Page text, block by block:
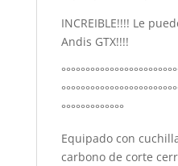
INCREIBLE!!!! Le
Andis GTX!!!!
°°°°°°°°°°°°°
Equipado con
carbono de corte